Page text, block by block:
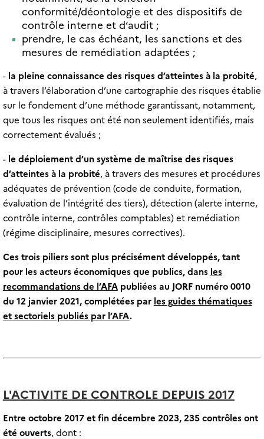
conformité/déontologie et des dispositifs de
contrôle interne et d’audit ;
prendre, le cas échéant, les sanctions et des
mesures de remédiation adaptées ;
- la pleine connaissance des risques d’atteintes à la probité,
à travers l’élaboration d’une cartographie des risques établie
sur le fondement d’une méthode garantissant, notamment,
que tous les risques ont été non seulement identifiés, mais
correctement évalués ;
- le déploiement d’un système de maîtrise des risques
d’atteintes à la probité, à travers des mesures et procédures
adéquates de prévention (code de conduite, formation,
évaluation de l’intégrité des tiers), détection (alerte interne,
contrôle interne, contrôles comptables) et remédiation
(régime disciplinaire, mesures correctives).
Ces trois piliers sont plus précisément développés, tant
pour les acteurs économiques que publics, dans les
recommandations de l’AFApubliées au JORF numéro 0010
du 12 janvier 2021, complétées par les guides thématiques
et sectoriels publiés par l’AFA.
L'ACTIVITE DE CONTROLE DEPUIS 2017
Entre octobre 2017 et fin décembre 2023, 235 contrôles ont
été ouverts, dont :